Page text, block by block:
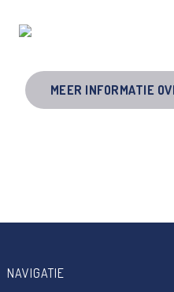
MEER INFORMATIE
NAVIGATIE